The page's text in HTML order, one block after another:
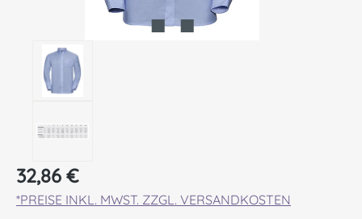
Regulärer Preis:
32,86 €
*PREISE INKL. MWST. ZZGL. VERSANDKOSTEN